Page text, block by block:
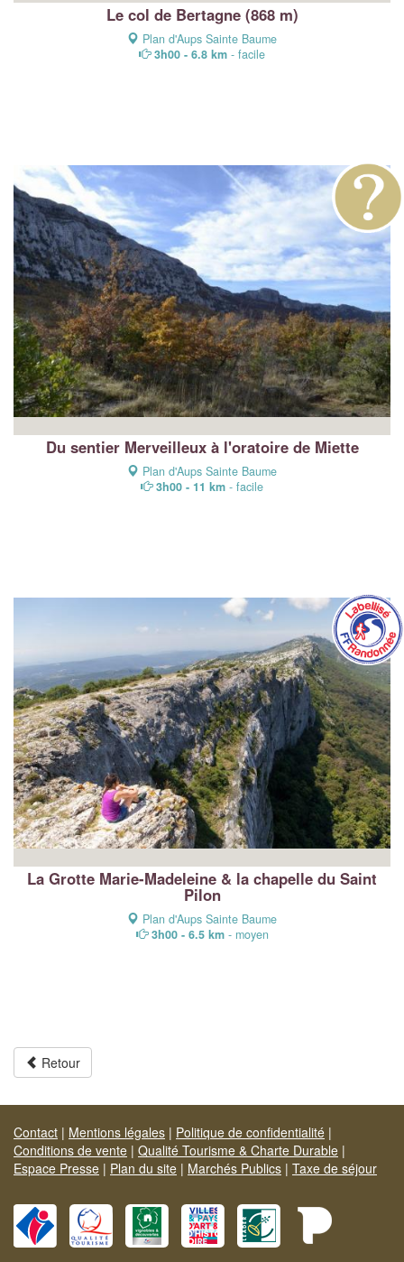
Le col de Bertagne (868 m)
Plan d'Aups Sainte Baume
3h00 - 6.8 km - facile
Du sentier Merveilleux à l'oratoire de Miette
Plan d'Aups Sainte Baume
3h00 - 11 km - facile
La Grotte Marie-Madeleine & la chapelle du Saint
Pilon
Plan d'Aups Sainte Baume
3h00 - 6.5 km- moyen
Retour
Contact | Mentions légales | Politique de confidentialité |
Conditions de vente | Qualité Tourisme & Charte Durable |
Espace Presse | Plan du site | Marchés Publics | Taxe de séjour